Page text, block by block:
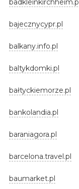
badkleinkirchheim.pl
bajecznycypr.pl
balkany.info.pl
baltykdomki.pl
bałtyckiemorze.pl
bankolandia.pl
baraniagora.pl
barcelona.travel.pl
baumarket.pl